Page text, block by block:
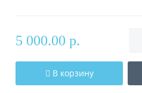
5 000.00 р.
В корзину